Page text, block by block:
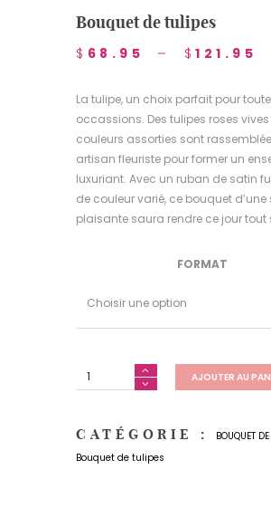
Bouquet de tulipes
$ 68.95 – $ 121.95
La tulipe, un choix parfait pour toute
occassions. Des tulipes roses
couleurs assorties sont
artisan fleuriste pour former un
luxuriant. Avec un ruban de satin
de couleur varié, ce bouquet
plaisante saura rendre ce jour tout
FORMAT
AJOUTER AU
CATÉGORIE : BOUQUET
Bouquet de tulipes